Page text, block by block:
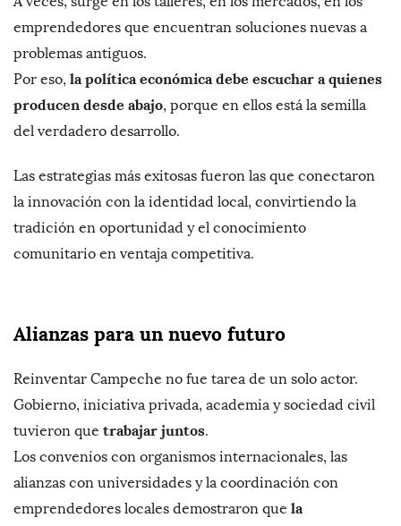
emprendedores que encuentran soluciones nuevas a
problemas antiguos.
Por eso, la política económica debe escuchar a quienes
producen desde abajo, porque en ellos está la semilla
del verdadero desarrollo.
Las estrategias más exitosas fueron las que conectaron
la innovación con la identidad local, convirtiendo la
tradición en oportunidad y el conocimiento
comunitario en ventaja competitiva.
Alianzas para un nuevo futuro
Reinventar Campeche no fue tarea de un solo actor.
Gobierno, iniciativa privada, academia y sociedad civil
tuvieron que trabajar juntos.
Los convenios con organismos internacionales, las
alianzas con universidades y la coordinación con
emprendedores locales demostraron que la